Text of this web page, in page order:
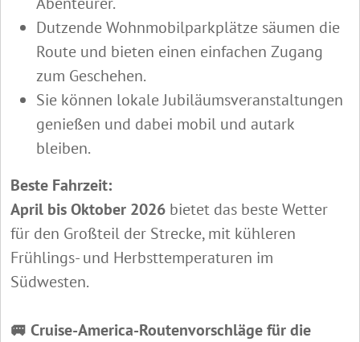
Dutzende Wohnmobilparkplätze säumen die
Route und bieten einen einfachen Zugang
zum Geschehen.
Sie können lokale Jubiläumsveranstaltungen
genießen und dabei mobil und autark
bleiben.
Beste Fahrzeit:
April bis Oktober 2026 bietet das beste Wetter
für den Großteil der Strecke, mit kühleren
Frühlings- und Herbsttemperaturen im
Südwesten.
🚐 Cruise-America-Routenvorschläge für die